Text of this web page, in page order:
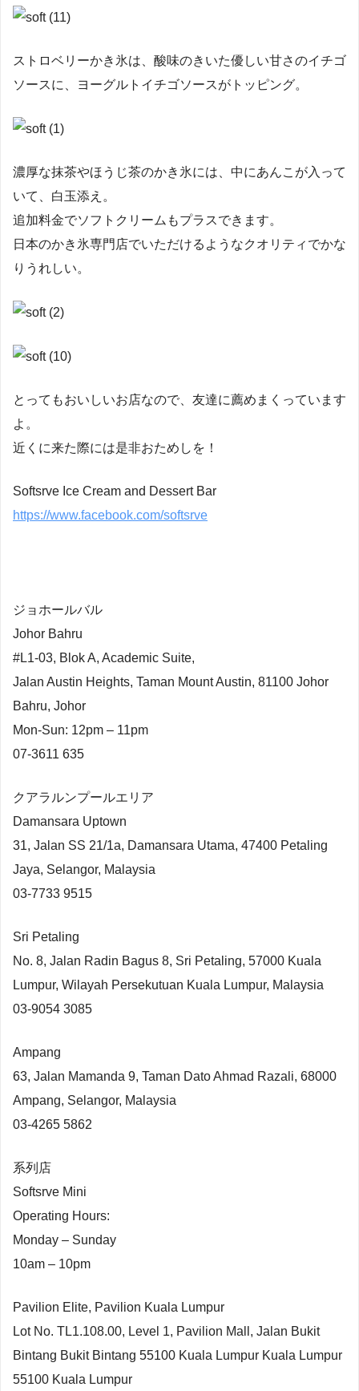
ストロベリーかき氷は、酸味のきいた優しい甘さのイチゴ
ソースに、ヨーグルトイチゴソースがトッピング。
濃厚な抹茶やほうじ茶のかき氷には、中にあんこが入って
いて、白玉添え。
追加料金でソフトクリームもプラスできます。
日本のかき氷専門店でいただけるようなクオリティでかな
りうれしい。
とってもおいしいお店なので、友達に薦めまくっています
よ。
近くに来た際には是非おためしを！
Softsrve Ice Cream and Dessert Bar
https://www.facebook.com/softsrve
ジョホールバル
Johor Bahru
#L1-03, Blok A, Academic Suite,
Jalan Austin Heights, Taman Mount Austin, 81100 Johor
Bahru, Johor
Mon-Sun: 12pm – 11pm
07-3611 635
クアラルンプールエリア
Damansara Uptown
31, Jalan SS 21/1a, Damansara Utama, 47400 Petaling
Jaya, Selangor, Malaysia
03-7733 9515
Sri Petaling
No. 8, Jalan Radin Bagus 8, Sri Petaling, 57000 Kuala
Lumpur, Wilayah Persekutuan Kuala Lumpur, Malaysia
03-9054 3085
Ampang
63, Jalan Mamanda 9, Taman Dato Ahmad Razali, 68000
Ampang, Selangor, Malaysia
03-4265 5862
系列店
Softsrve Mini
Operating Hours:
Monday – Sunday
10am – 10pm
Pavilion Elite, Pavilion Kuala Lumpur
Lot No. TL1.108.00, Level 1, Pavilion Mall, Jalan Bukit
Bintang Bukit Bintang 55100 Kuala Lumpur Kuala Lumpur
55100 Kuala Lumpur